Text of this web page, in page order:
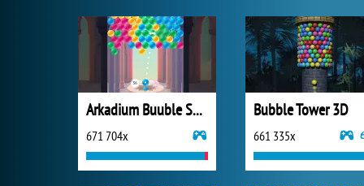
Arkadium Buuble Shooter
671 704x
Bubble Tower 3D
661 335x